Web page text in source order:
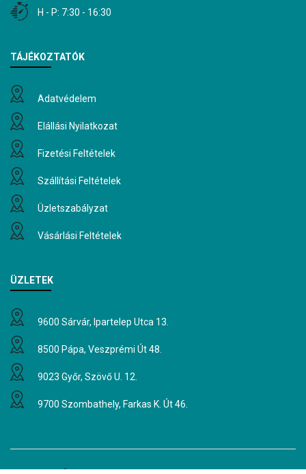
H - P: 7:30 - 16:30
TÁJÉKOZTATÓK
Adatvédelem
Elállási Nyilatkozat
Fizetési Feltételek
Szállítási Feltételek
Üzletszabályzat
Vásárlási Feltételek
ÜZLETEK
9600 Sárvár, Ipartelep Utca 13.
8500 Pápa, Veszprémi Út 48.
9023 Győr, Szövő U. 12.
9700 Szombathely, Farkas K. Út 46.